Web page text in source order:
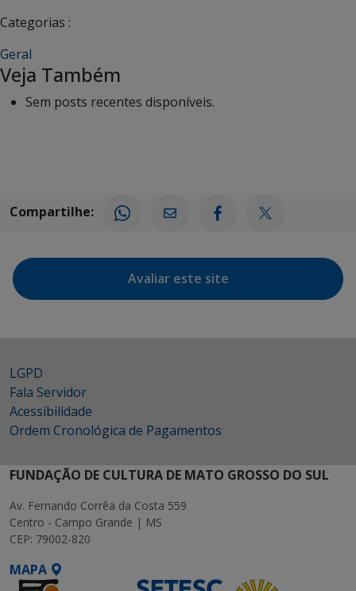
Categorias :
Geral
Veja Também
Sem posts recentes disponíveis.
Compartilhe:
Avaliar este site
LGPD
Fala Servidor
Acessibilidade
Ordem Cronológica de Pagamentos
FUNDAÇÃO DE CULTURA DE MATO GROSSO DO SUL
Av. Fernando Corrêa da Costa 559
Centro - Campo Grande | MS
CEP: 79002-820
MAPA